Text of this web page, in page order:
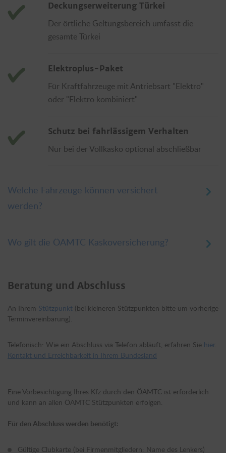
Deckungserweiterung Türkei
Der örtliche Geltungsbereich umfasst die
gesamte Türkei
Elektroplus-Paket
Für Kraftfahrzeuge mit Antriebsart "Elektro"
oder "Elektro kombiniert"
Schutz bei fahrlässigem Verhalten
Nur bei der Vollkasko optional abschließbar
Welche Fahrzeuge können versichert
werden?
NL und Wohnmobile bis 3,5t Gesamtgewicht mit
österreichischem Kfz-Kennzeichen bis zu einem Alter von 10
mit österreichischem Kfz-Kennzeichen in einem Alter ab 6 bis 15
Sonderausstattung).
Nicht versicherbar sind "Mopedautos", Taxis, Mietwagen,
Wo gilt die ÖAMTC Kaskoversicherung?
Spitzbergen, Azoren, Madeira, Kanarische Inseln).
dem Zusatzbaustein "Deckungserweiterung Türkei" mitversichert
werden.
liegen.
Beratung und Abschluss
An Ihrem Stützpunkt (bei kleineren Stützpunkten bitte um vorherige
Terminvereinbarung).
Telefonisch: Wie ein Abschluss via Telefon abläuft, erfahren Sie hier.
Kontakt und Erreichbarkeit in Ihrem Bundesland
Eine Vorbesichtigung Ihres Kfz durch den ÖAMTC ist erforderlich
und kann an allen ÖAMTC Stützpunkten erfolgen.
Für den Abschluss werden benötigt:
Gültige Clubkarte (bei Firmenmitgliedern: Name des Lenkers)